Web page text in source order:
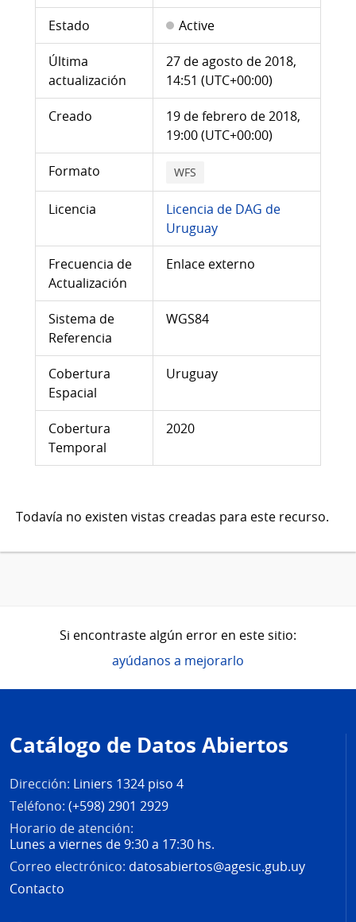
Estado Active
Última
actualización
27 de agosto de 2018,
14:51 (UTC+00:00)
Creado
19 de febrero de 2018,
19:00 (UTC+00:00)
Formato WFS
Licencia
Licencia de DAG de
Uruguay
Frecuencia de
Actualización
Enlace externo
Sistema de
Referencia
WGS84
Cobertura
Espacial
Uruguay
Cobertura
Temporal
2020
Todavía no existen vistas creadas para este recurso.
Si encontraste algún error en este sitio:
ayúdanos a mejorarlo
de
página
Catálogo de Datos Abiertos
Dirección: Liniers 1324 piso 4
Teléfono: (+598) 2901 2929
Horario de atención:
Lunes a viernes de 9:30 a 17:30 hs.
Correo electrónico: datosabiertos@agesic.gub.uy
Contacto